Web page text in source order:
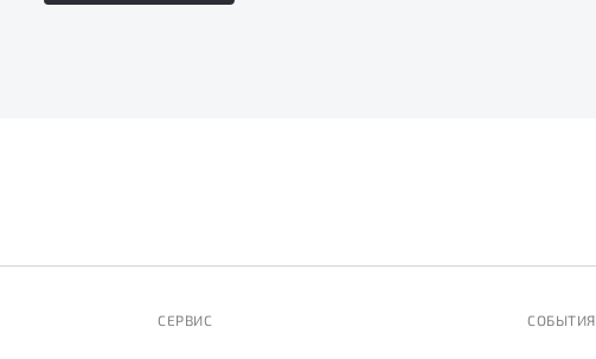
СЕРВИС СОБЫТИЯ